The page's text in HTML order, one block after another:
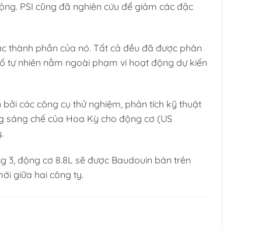
PSI cũng đã nghiên cứu để giảm các đặc
thành phần của nó. Tất cả đều đã được phân
tự nhiên nằm ngoài phạm vi hoạt động dự kiến
các công cụ thử nghiệm, phân tích kỹ thuật
chế của Hoa Kỳ cho động cơ (US
động cơ 8.8L sẽ được Baudouin bán trên
giữa hai công ty.